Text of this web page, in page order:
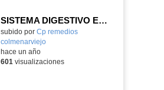
SISTEMA DIGESTIVO EN 2° DE PRIMARIA
Contenido educativo.
subido por Cp remedios
colmenarviejo-
hace un año
601 visualizaciones